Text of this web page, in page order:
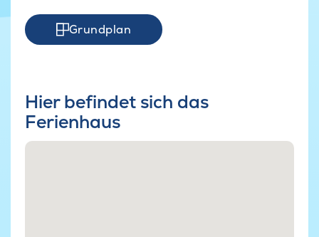
Grundplan
Hier befindet sich das
Ferienhaus